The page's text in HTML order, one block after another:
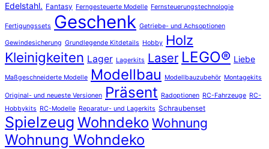
Edelstahl. Fantasy Ferngesteuerte Modelle Fernsteuerungstechnologie
Fertigungssets Geschenk Getriebe- und Achsoptionen
Gewindesicherung Grundlegende Kitdetails Hobby Holz
Kleinigkeiten Lager Lagerkits Laser LEGO® Liebe
Maßgeschneiderte Modelle Modellbau Modellbauzubehör Montagekits
Original- und neueste Versionen Präsent Radoptionen RC-Fahrzeuge RC-
Hobbykits RC-Modelle Reparatur- und Lagerkits Schraubenset
Spielzeug Wohndeko Wohnung
Wohnung Wohndeko